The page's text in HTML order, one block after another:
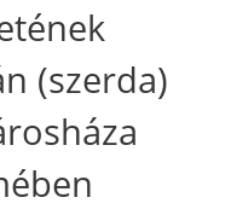
(szerda)